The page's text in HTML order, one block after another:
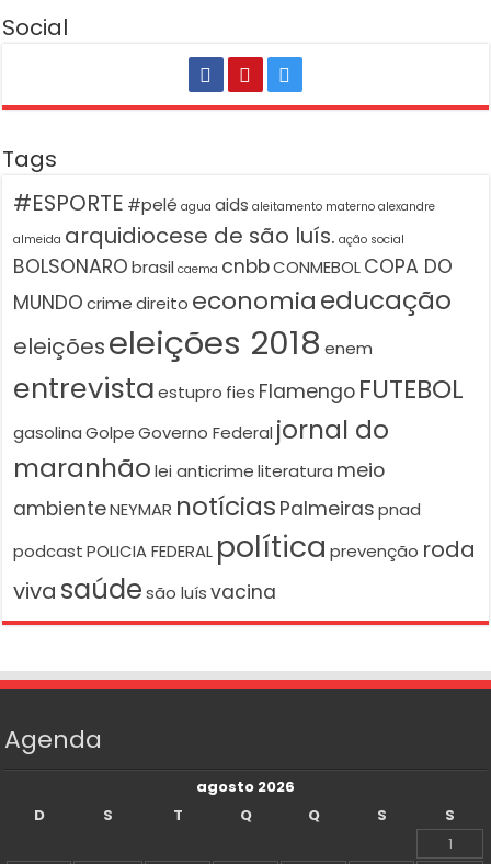
Social
Tags
#ESPORTE #pelé agua aids aleitamento materno alexandre
almeida arquidiocese de são luís. ação social
BOLSONARO brasil caema cnbbCONMEBOLCOPA DO
MUNDO crime direito economiaeducação
eleiçõeseleições 2018 enem
entrevista estupro fies Flamengo FUTEBOL
gasolina Golpe Governo Federal jornal do
maranhão lei anticrime literatura meio
ambienteNEYMAR notícias Palmeiras pnad
podcast POLICIA FEDERAL política prevenção roda
viva saúde são luís vacina
Agenda
agosto 2026
D
S T Q Q S
S
1